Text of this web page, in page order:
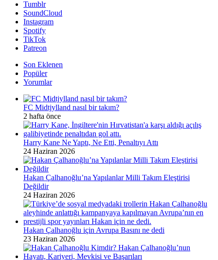
Tumblr
SoundCloud
Instagram
Spotify
TikTok
Patreon
Son Eklenen
Popüler
Yorumlar
FC Midtjylland nasıl bir takım?
2 hafta önce
Harry Kane Ne Yaptı, Ne Etti, Penaltıyı Attı
24 Haziran 2026
Hakan Çalhanoğlu’na Yapılanlar Milli Takım Eleştirisi
Değildir
24 Haziran 2026
Hakan Çalhanoğlu için Avrupa Basını ne dedi
23 Haziran 2026